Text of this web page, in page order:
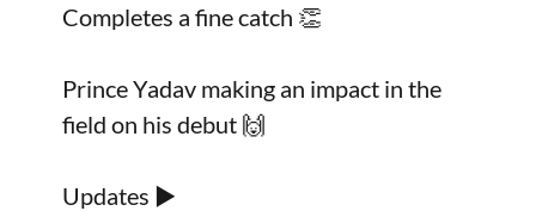
Completes a fine catch 👏
Prince Yadav making an impact in the
field on his debut 🙌
Updates ▶️